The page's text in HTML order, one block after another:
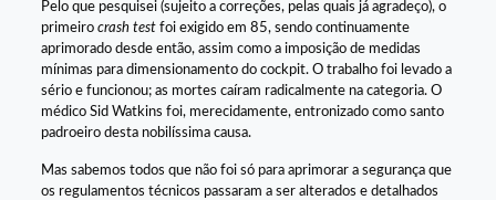
Pelo que pesquisei (sujeito a correções, pelas quais já agradeço), o
primeiro crash testfoi exigido em 85, sendo continuamente
aprimorado desde então, assim como a imposição de medidas
mínimas para dimensionamento do cockpit. O trabalho foi levado a
sério e funcionou; as mortes caíram radicalmente na categoria. O
médico Sid Watkins foi, merecidamente, entronizado como santo
padroeiro desta nobilíssima causa.
Mas sabemos todos que não foi só para aprimorar a segurança que
os regulamentos técnicos passaram a ser alterados e detalhados